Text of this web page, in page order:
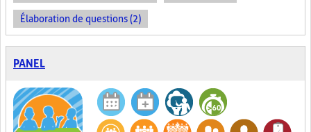
Élaboration de questions (2)
PANEL